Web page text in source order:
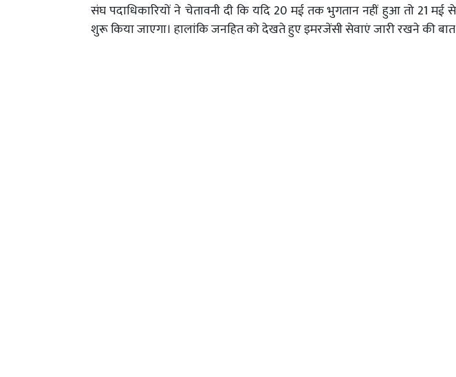
संघ पदाधिकारियों ने चेतावनी दी कि यदि 20 मई तक भुगतान नहीं हुआ तो 21 मई से
शुरू किया जाएगा। हालांकि जनहित को देखते हुए इमरजेंसी सेवाएं जारी रखने की